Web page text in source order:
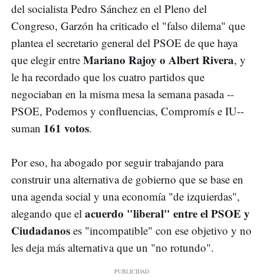
del socialista Pedro Sánchez en el Pleno del
Congreso, Garzón ha criticado el "falso dilema" que
plantea el secretario general del PSOE de que haya
que elegir entre Mariano Rajoy o Albert Rivera, y
le ha recordado que los cuatro partidos que
negociaban en la misma mesa la semana pasada --
PSOE, Podemos y confluencias, Compromís e IU--
suman 161 votos.
Por eso, ha abogado por seguir trabajando para
construir una alternativa de gobierno que se base en
una agenda social y una economía "de izquierdas",
alegando que el acuerdo "liberal" entre el PSOE y
Ciudadanos es "incompatible" con ese objetivo y no
les deja más alternativa que un "no rotundo".